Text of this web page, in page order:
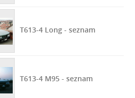
T613-4 Long - seznam
T613-4 M95 - seznam